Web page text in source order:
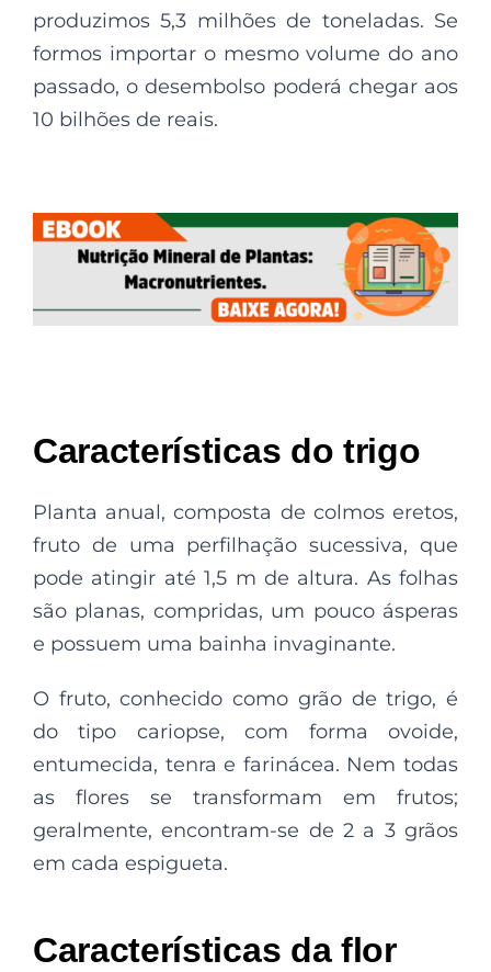
produzimos 5,3 milhões de toneladas. Se
formos importar o mesmo volume do ano
passado, o desembolso poderá chegar aos
10 bilhões de reais.
Características do trigo
Planta anual, composta de colmos eretos,
fruto de uma perfilhação sucessiva, que
pode atingir até 1,5 m de altura. As folhas
são planas, compridas, um pouco ásperas
e possuem uma bainha invaginante.
O fruto, conhecido como grão de trigo, é
do tipo cariopse, com forma ovoide,
entumecida, tenra e farinácea. Nem todas
as flores se transformam em frutos;
geralmente, encontram-se de 2 a 3 grãos
em cada espigueta.
Características da flor